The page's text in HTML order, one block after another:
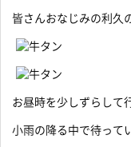
皆さんおなじみの利久
お昼時を少しずらして
小雨の降る中で待って